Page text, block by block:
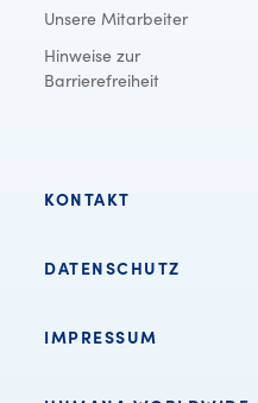
Unsere Mitarbeiter
Hinweise zur
Barrierefreiheit
KONTAKT
DATENSCHUTZ
IMPRESSUM